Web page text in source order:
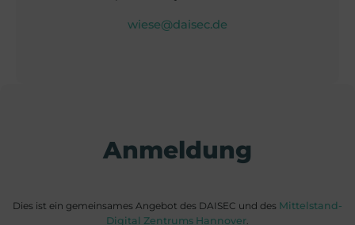
wiese@daisec.de
Anmeldung
Dies ist ein gemeinsames Angebot des DAISEC und des Mittelstand-
Digital Zentrums Hannover